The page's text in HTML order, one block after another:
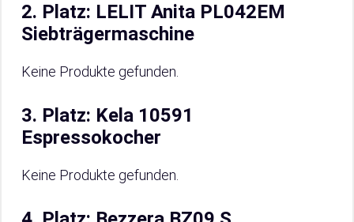
2. Platz: LELIT Anita PL042EM
Siebträgermaschine
Keine Produkte gefunden.
3. Platz: Kela 10591
Espressokocher
Keine Produkte gefunden.